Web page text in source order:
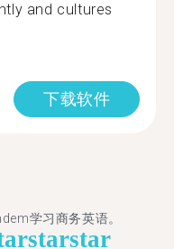
and cultures
下载软件
学习商务英语。
starstar